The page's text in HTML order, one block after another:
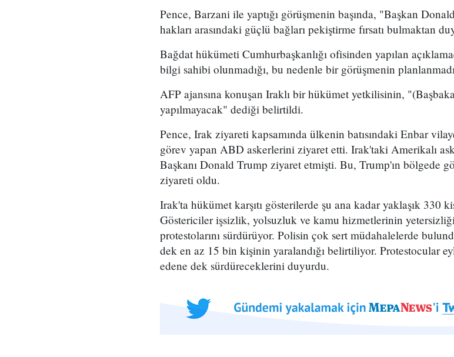
Pence, Barzani ile yaptığı görüşmenin başında, "Başkan
hakları arasındaki güçlü bağları pekiştirme fırsatı bulmaktan
Bağdat hükümeti Cumhurbaşkanlığı ofisinden yapılan
bilgi sahibi olunmadığı, bu nedenle bir görüşmenin
AFP ajansına konuşan Iraklı bir hükümet yetkilisinin,
yapılmayacak" dediği belirtildi.
Pence, Irak ziyareti kapsamında ülkenin batısındaki Enbar
görev yapan ABD askerlerini ziyaret etti. Irak'taki Amerikalı
Başkanı Donald Trump ziyaret etmişti. Bu, Trump'ın bölgede
ziyareti oldu.
Irak'ta hükümet karşıtı gösterilerde şu ana kadar yaklaşık 330
Göstericiler işsizlik, yolsuzluk ve kamu hizmetlerinin
protestolarını sürdürüyor. Polisin çok sert müdahalelerde
dek en az 15 bin kişinin yaralandığı belirtiliyor. Protestocular
edene dek sürdüreceklerini duyurdu.